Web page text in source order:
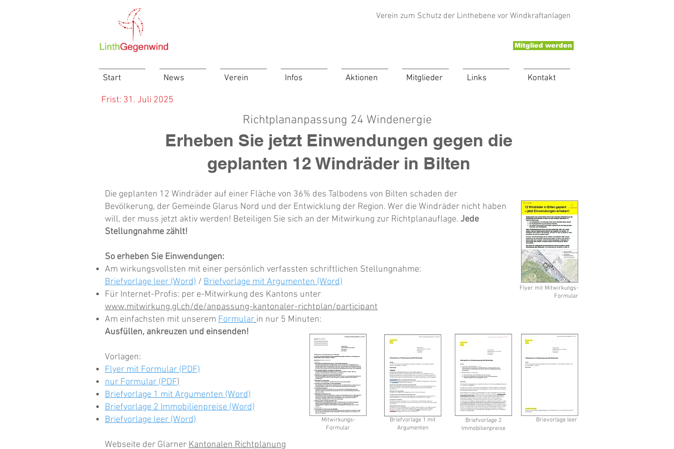
Verein zum Schutz der Linthebene vor Windkraftanlagen
Mitglied werden
Start News Verein Infos Aktionen Mitglieder Links Kontakt
Frist: 31. Juli 2025
Richtplananpassung 24 Windenergie
Erheben Sie jetzt Einwendungen gegen die
geplanten 12 Windräder in Bilten
Die geplanten 12 Windräder auf einer Fläche von 36% des Talbodens von Bilten schaden der
Bevölkerung, der Gemeinde Glarus Nord und der Entwicklung der Region. Wer die Windräder nicht haben
will, der muss jetzt aktiv werden! ​Beteiligen Sie sich an der Mitwirkung zur Richtplanauflage. Jede
Stellungnahme zählt!
So erheben Sie Einwendungen:
Am wirkungsvollsten mit einer persönlich verfassten schriftlichen Stellungnahme:
Briefvorlage leer (Word) / Briefvorlage mit Argumenten (Word)
Für Internet-Profis: per e-Mitwirkung des Kantons unter
www.mitwirkung.gl.ch/de/anpassung-kantonaler-richtplan/participant
Am einfachsten mit unserem Formular in nur 5 Minuten:
Ausfüllen, ankreuzen und einsenden!
Vorlagen:
Flyer mit Formular (PDF)
nur Formular (PDF)
Briefvorlage 1 mit Argumenten (Word)
Briefvorlage 2 Immobilienpreise (Word)
Briefvorlage leer (Word)
​Webseite der Glarner Kantonalen Richtplanung
Mitwirkungs-
Formular
Briefvorlage 1 mit
Argumenten
Briefvorlage 2
Immobilienpreise
Flyer mit Mitwirkungs-
Formular
Brievorlage leer